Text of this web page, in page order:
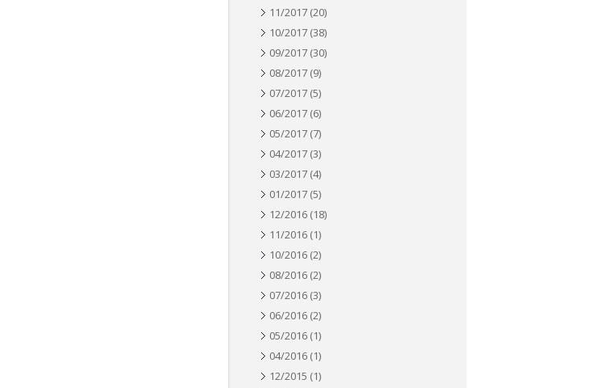
11/2017(20)
10/2017(38)
09/2017(30)
08/2017(9)
07/2017(5)
06/2017(6)
05/2017(7)
04/2017(3)
03/2017(4)
01/2017(5)
12/2016(18)
11/2016(1)
10/2016(2)
08/2016(2)
07/2016(3)
06/2016(2)
05/2016(1)
04/2016(1)
12/2015 (1)